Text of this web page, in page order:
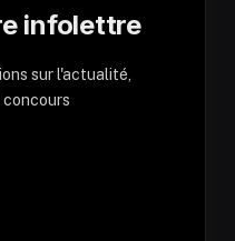
infolettre
sur l'actualité,